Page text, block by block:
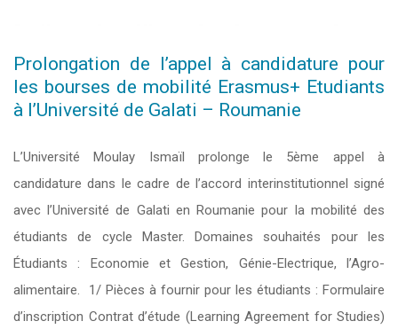
Prolongation de l’appel à candidature pour
les bourses de mobilité Erasmus+ Etudiants
à l’Université de Galati – Roumanie
L’Université Moulay Ismaïl prolonge le 5ème appel à
candidature dans le cadre de l’accord interinstitutionnel signé
avec l’Université de Galati en Roumanie pour la mobilité des
étudiants de cycle Master. Domaines souhaités pour les
Étudiants : Economie et Gestion, Génie-Electrique, l’Agro-
alimentaire. 1/ Pièces à fournir pour les étudiants : Formulaire
d’inscription Contrat d’étude (Learning Agreement for Studies)